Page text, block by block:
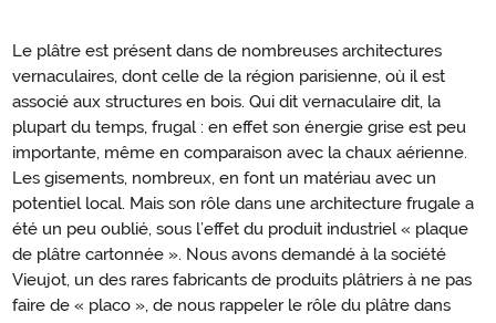
Le plâtre est présent dans de nombreuses architectures
vernaculaires, dont celle de la région parisienne, où il est
associé aux structures en bois. Qui dit vernaculaire dit, la
plupart du temps, frugal : en effet son énergie grise est peu
importante, même en comparaison avec la chaux aérienne.
Les gisements, nombreux, en font un matériau avec un
potentiel local. Mais son rôle dans une architecture frugale a
été un peu oublié, sous l’effet du produit industriel « plaque
de plâtre cartonnée ». Nous avons demandé à la société
Vieujot, un des rares fabricants de produits plâtriers à ne pas
faire de « placo », de nous rappeler le rôle du plâtre dans